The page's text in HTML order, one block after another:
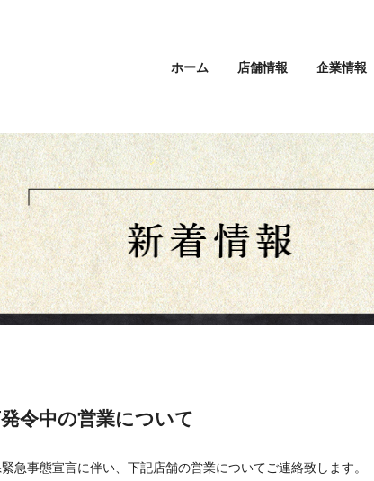
ホーム 店舗情報 企業情報
令中の営業について
急事態宣言に伴い、下記店舗の営業についてご連絡致します。